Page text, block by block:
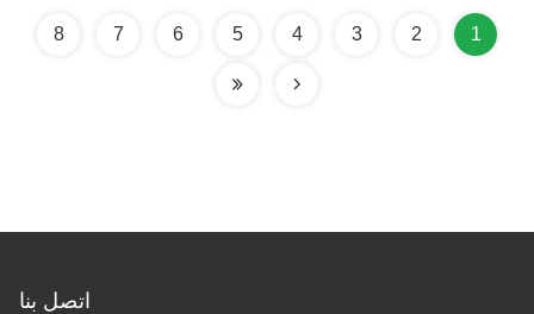
1
2
3
4
5
6
7
8
اتصل بنا